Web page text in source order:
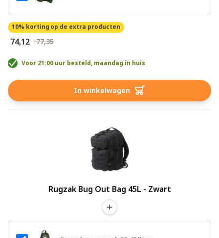
10% korting op de extra producten
€ 74,12 € 77,35
Voor 21:00 uur besteld, maandag in huis
In winkelwagen
Rugzak Bug Out Bag 45L - Zwart